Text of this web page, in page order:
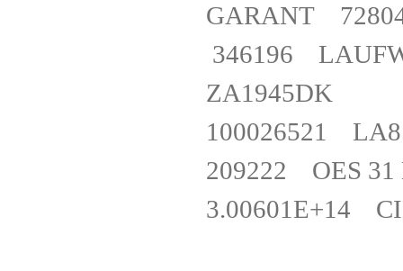
GARANT
346196
100026521
209222 OES
3.00601E+14